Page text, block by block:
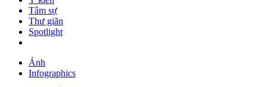
Tâm sự
Thư giãn
Spotlight
Ảnh
Infographics